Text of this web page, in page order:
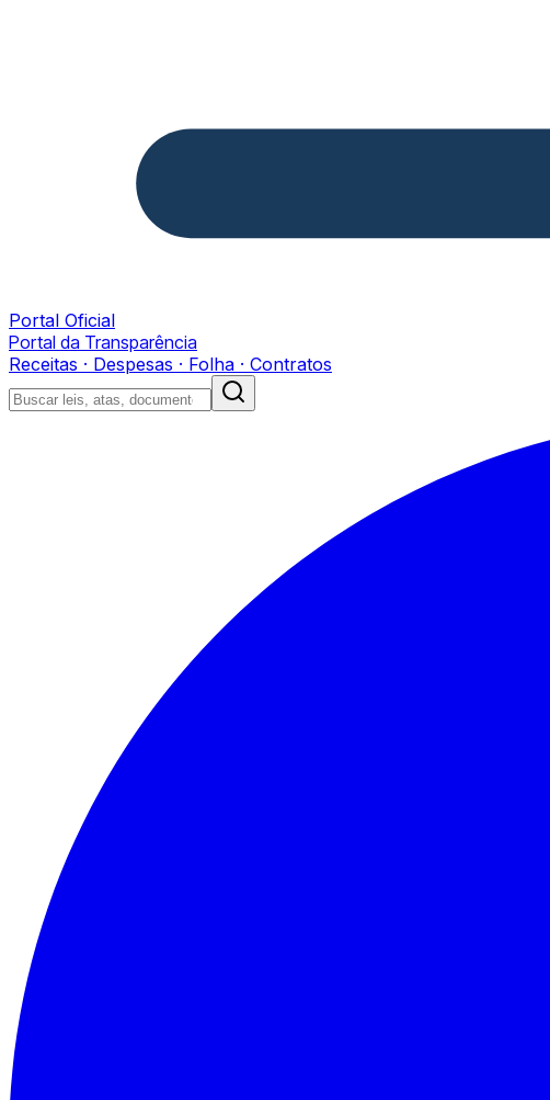
Portal Oficial
Portal da Transparência
Receitas · Despesas · Folha · Contratos